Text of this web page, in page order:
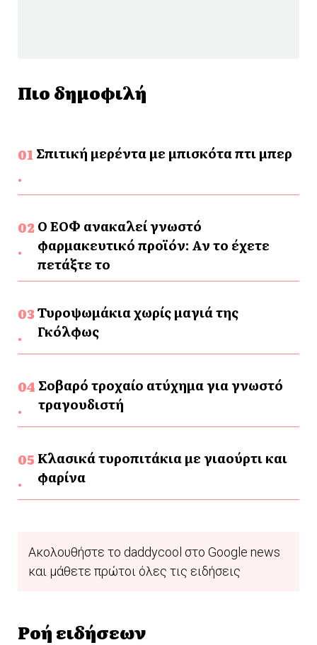
Πιο δημοφιλή
Σπιτική μερέντα με μπισκότα πτι μπερ
Ο ΕΟΦ ανακαλεί γνωστό
φαρμακευτικό προϊόν: Αν το έχετε
πετάξτε το
Τυροψωμάκια χωρίς μαγιά της
Γκόλφως
Σοβαρό τροχαίο ατύχημα για γνωστό
τραγουδιστή
Κλασικά τυροπιτάκια με γιαούρτι και
φαρίνα
Ακολουθήστε το daddycool στο Google news
και μάθετε πρώτοι όλες τις ειδήσεις
Ροή ειδήσεων